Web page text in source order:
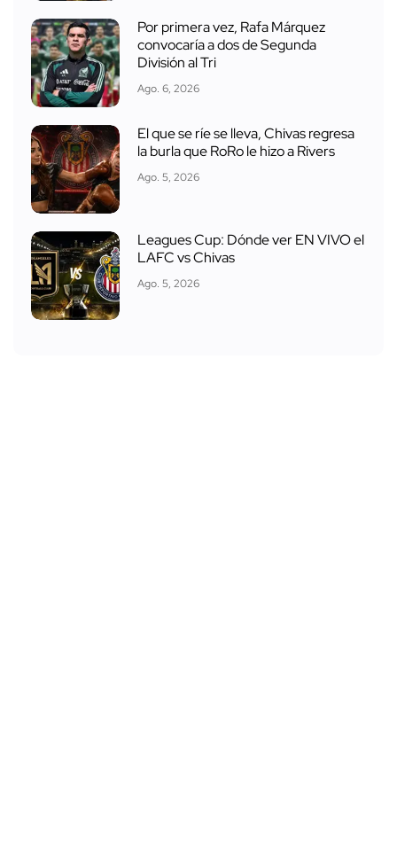
Por primera vez, Rafa Márquez
convocaría a dos de Segunda
División al Tri
Ago. 6, 2026
El que se ríe se lleva, Chivas regresa
la burla que RoRo le hizo a Rivers
Ago. 5, 2026
Leagues Cup: Dónde ver EN VIVO el
LAFC vs Chivas
Ago. 5, 2026